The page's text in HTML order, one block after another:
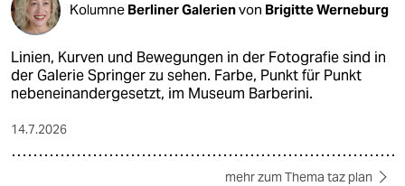
Kolumne Berliner Galerienvon Brigitte Werneburg
Linien, Kurven und Bewegungen in der Fotografie sind in
der Galerie Springer zu sehen. Farbe, Punkt für Punkt
nebeneinandergesetzt, im Museum Barberini.
14.7.2026
mehr zum Thema taz plan